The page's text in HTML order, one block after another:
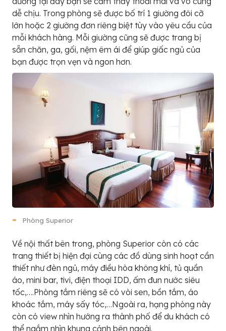
dễ chịu. Trong phòng sẽ được bố trí 1 giường đôi cỡ
lớn hoặc 2 giường đơn riêng biệt tùy vào yêu cầu của
mỗi khách hàng. Mỗi giường cũng sẽ được trang bị
sẵn chăn, ga, gối, nệm êm ái để giúp giấc ngủ của
bạn được trọn vẹn và ngon hơn.
Phòng Superior
Về nội thất bên trong, phòng Superior còn có các
trang thiết bị hiện đại cùng các đồ dùng sinh hoạt cần
thiết như đèn ngủ, máy điều hòa không khí, tủ quần
áo, mini bar, tivi, điện thoại IDD, ấm đun nước siêu
tốc,….Phòng tắm riêng sẽ có vòi sen, bồn tắm, áo
khoác tắm, máy sấy tóc,…Ngoài ra, hạng phòng này
còn có view nhìn hướng ra thành phố để du khách có
thể ngắm nhìn khung cảnh bên ngoài.